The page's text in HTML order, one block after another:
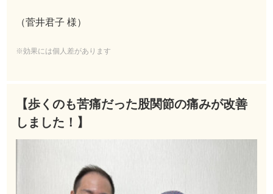
（菅井君子 様）
※効果には個人差があります
【歩くのも苦痛だった股関節の痛みが改善
しました！】